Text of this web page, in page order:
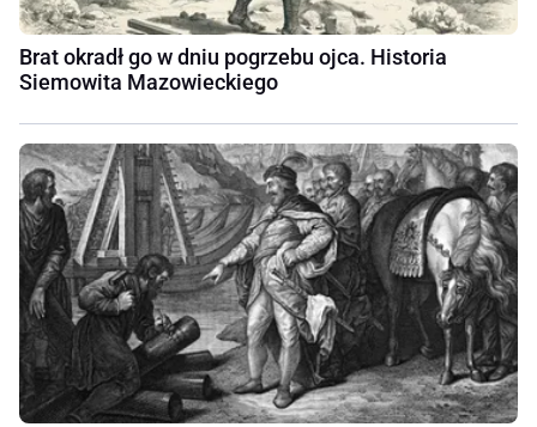
Brat okradł go w dniu pogrzebu ojca. Historia
Siemowita Mazowieckiego